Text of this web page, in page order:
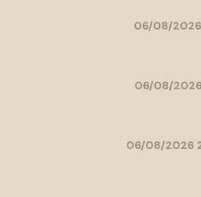
06/08/2026
06/08/2026
06/08/2026